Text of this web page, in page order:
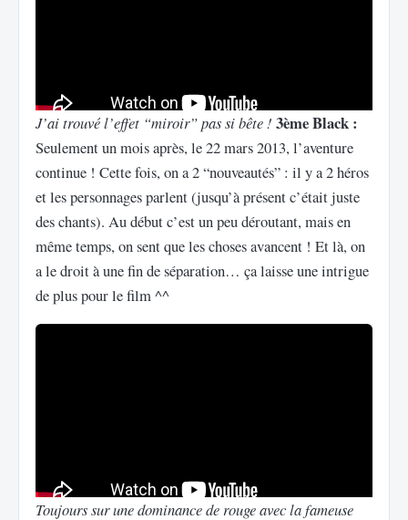
J’ai trouvé l’effet “miroir” pas si bête ! 3ème Black :
Seulement un mois après, le 22 mars 2013, l’aventure
continue ! Cette fois, on a 2 “nouveautés” : il y a 2 héros
et les personnages parlent (jusqu’à présent c’était juste
des chants). Au début c’est un peu déroutant, mais en
même temps, on sent que les choses avancent ! Et là, on
a le droit à une fin de séparation… ça laisse une intrigue
de plus pour le film ^^
Toujours sur une dominance de rouge avec la fameuse